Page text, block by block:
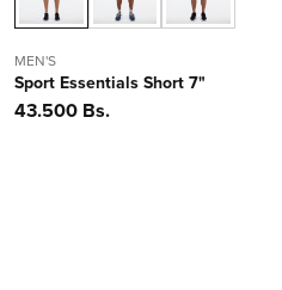
MEN'S
Sport Essentials Short 7"
Precio
43.500 Bs.